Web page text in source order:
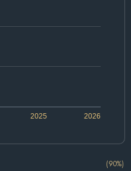
2026
2025
(90%)